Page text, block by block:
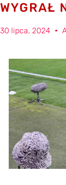
WYGRAŁ
30 lipca, 2024